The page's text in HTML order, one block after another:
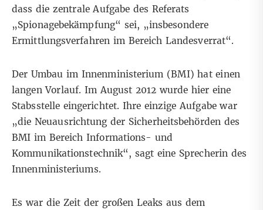
dass die zentrale Aufgabe des Referats
„Spionagebekämpfung“ sei, „insbesondere
Ermittlungsverfahren im Bereich Landesverrat“.
Der Umbau im Innenministerium (BMI) hat einen
langen Vorlauf. Im August 2012 wurde hier eine
Stabsstelle eingerichtet. Ihre einzige Aufgabe war
„die Neuausrichtung der Sicherheitsbehörden des
BMI im Bereich Informations- und
Kommunikationstechnik“, sagt eine Sprecherin des
Innenministeriums.
Es war die Zeit der großen Leaks aus dem